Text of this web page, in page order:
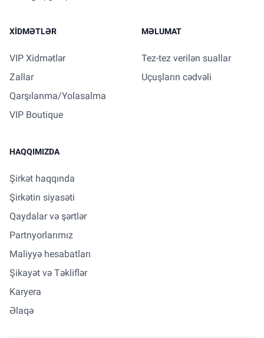
XIDMƏTLƏR
VIP Xidmətlər
Zallar
Qarşılanma/Yolasalma
VIP Boutique
MƏLUMAT
Tez-tez verilən suallar
Uçuşların cədvəli
HAQQIMIZDA
Şirkət haqqında
Şirkətin siyasəti
Qaydalar və şərtlər
Partnyorlarımız
Maliyyə hesabatları
Şikayət və Təkliflər
Karyera
Əlaqə